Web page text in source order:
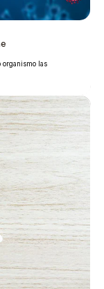
organismo las